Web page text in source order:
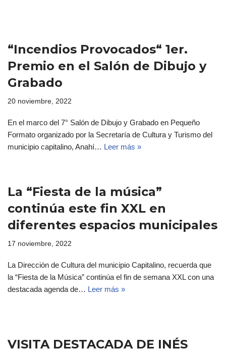
“Incendios Provocados“ 1er.
Premio en el Salón de Dibujo y
Grabado
20 noviembre, 2022
En el marco del 7° Salón de Dibujo y Grabado en Pequeño
Formato organizado por la Secretaría de Cultura y Turismo del
municipio capitalino, Anahí… Leer más »
La “Fiesta de la música”
continúa este fin XXL en
diferentes espacios municipales
17 noviembre, 2022
La Dirección de Cultura del municipio Capitalino, recuerda que
la “Fiesta de la Música” continúa el fin de semana XXL con una
destacada agenda de… Leer más »
VISITA DESTACADA DE INÉS